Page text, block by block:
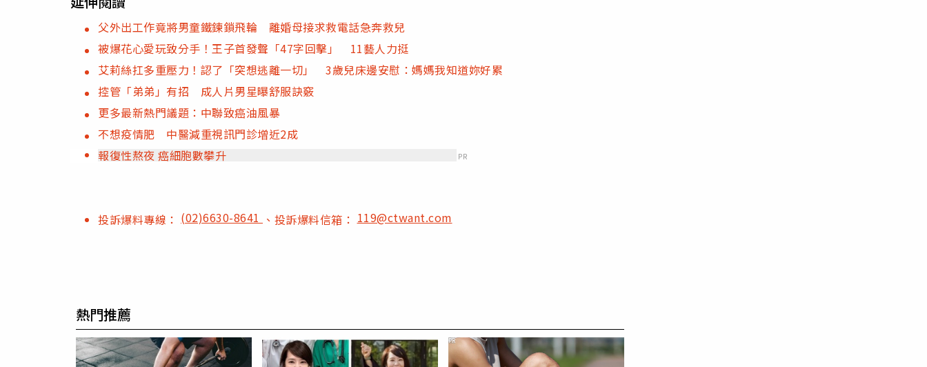
父外出工作竟將男童鐵鍊鎖飛輪 離婚母接求救電話急奔救兒
被爆花心愛玩致分手！王子首發聲「47字回擊」 11藝人力挺
艾莉絲扛多重壓力！認了「突想逃離一切」 3歲兒床邊安慰：媽媽我知道妳好累
控管「弟弟」有招 成人片男星曝舒服訣竅
更多最新熱門議題：中聯致癌油風暴
不想疫情肥 中醫減重視訊門診增近2成
報復性熬夜 癌細胞數攀升
PR
投訴爆料專線： (02)6630-8641 、投訴爆料信箱：119@ctwant.com
熱門推薦
PR